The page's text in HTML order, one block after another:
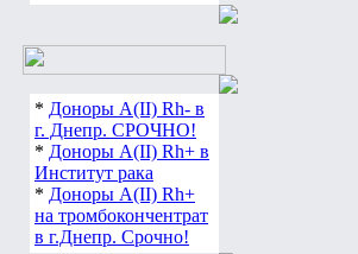
* Доноры А(ІІ) Rh- в
г. Днепр. СРОЧНО!
* Доноры А(ІІ) Rh+ в
Институт рака
* Доноры А(ІІ) Rh+
на тромбокончентрат
в г.Днепр. Срочно!